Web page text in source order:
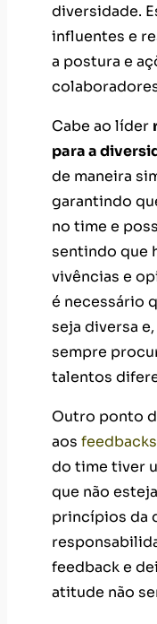
diversidade.
influentes e
a postura e
Cabe ao líder
para a
de maneira
garantindo
no time e
sentindo que
vivências e
é necessário
seja diversa
sempre
talentos
Outro ponto
aos feedbacks
do time tiver
que não
princípios da
feedback e
atitude não